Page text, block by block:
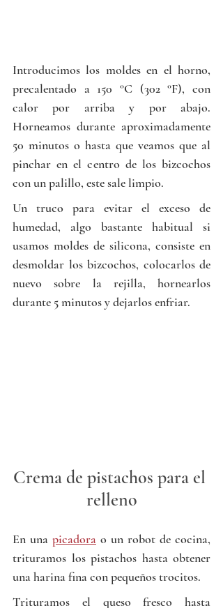
Introducimos los moldes en el horno,
precalentado a 150 °C (302 °F), con
calor por arriba y por abajo.
Horneamos durante aproximadamente
50 minutos o hasta que veamos que al
pinchar en el centro de los bizcochos
con un palillo, este sale limpio.
Un truco para evitar el exceso de
humedad, algo bastante habitual si
usamos moldes de silicona, consiste en
desmoldar los bizcochos, colocarlos de
nuevo sobre la rejilla, hornearlos
durante 5 minutos y dejarlos enfriar.
Crema de pistachos para el
relleno
En una picadora o un robot de cocina,
trituramos los pistachos hasta obtener
una harina fina con pequeños trocitos.
Trituramos el queso fresco hasta